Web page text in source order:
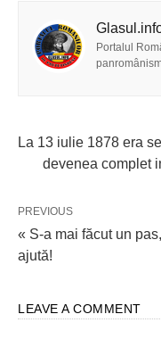
Portalul
La 13 iulie 1878 era
devenea complet
PREVIOUS
« S-a mai făcut un
ajută!
LEAVE A COMMENT